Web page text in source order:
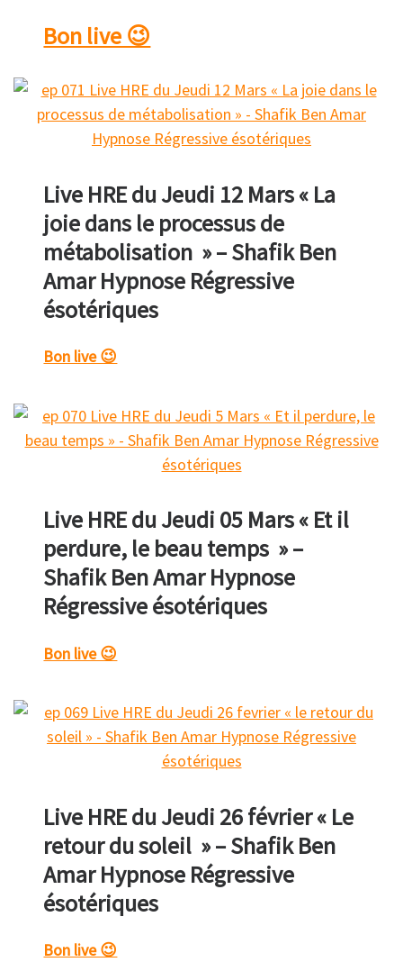
Bon live 😉
Live HRE du Jeudi 12 Mars « La
joie dans le processus de
métabolisation » – Shafik Ben
Amar Hypnose Régressive
ésotériques
Bon live 😉
Live HRE du Jeudi 05 Mars « Et il
perdure, le beau temps » –
Shafik Ben Amar Hypnose
Régressive ésotériques
Bon live 😉
Live HRE du Jeudi 26 février « Le
retour du soleil » – Shafik Ben
Amar Hypnose Régressive
ésotériques
Bon live 😉